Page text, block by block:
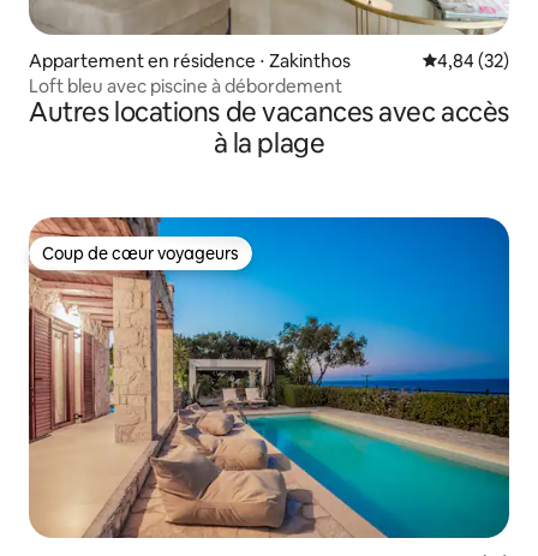
Appartement en résidence ⋅ Zakinthos Évaluation
4,84 (32)
Loft bleu avec piscine à débordement
Autres locations de vacances avec accès
à la plage
Coup de cœur voyageurs
Coup de cœur voyageurs